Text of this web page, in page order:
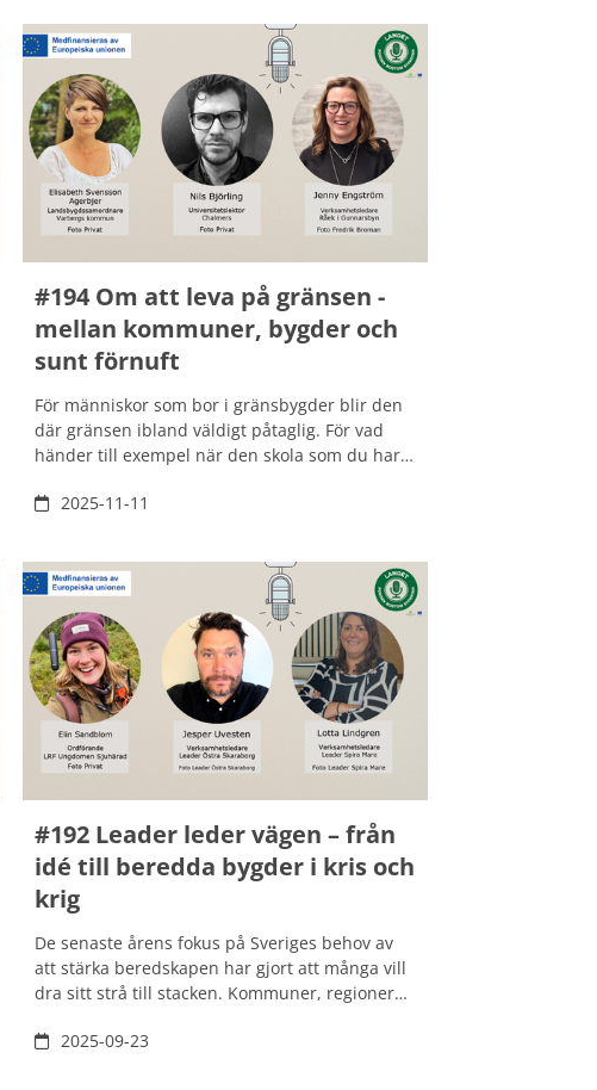
#194 Om att leva på gränsen -
mellan kommuner, bygder och
sunt förnuft
För människor som bor i gränsbygder blir den
där gränsen ibland väldigt påtaglig. För vad
händer till exempel när den skola som du har
och bussen inte kör över gränsen? Lagar och
skolskjuts, utanför sina egna gränser. Vi
utforskar vardagen i gränsbygder, där service,
regler och sunt förnuft ibland krockar.
2025-11-11
#192 Leader leder vägen – från
idé till beredda bygder i kris och
krig
De senaste årens fokus på Sveriges behov av
att stärka beredskapen har gjort att många vill
dra sitt strå till stacken. Kommuner, regioner
Mitt i allt detta finns ytterligare en resurs:
2025-09-23